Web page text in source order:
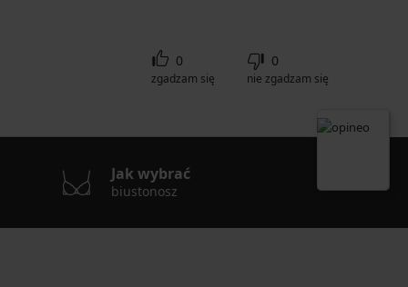
0
zgadzam się
0
nie zgadzam się
Jak wybrać
biustonosz